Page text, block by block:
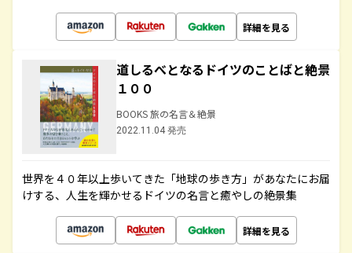
詳細を見る
道しるべとなるドイツのことばと絶景
１００
BOOKS 旅の名言＆絶景
2022.11.04 発売
世界を４０年以上歩いてきた「地球の歩き方」があなたにお届
けする、人生を輝かせるドイツの名言と癒やしの絶景集
詳細を見る